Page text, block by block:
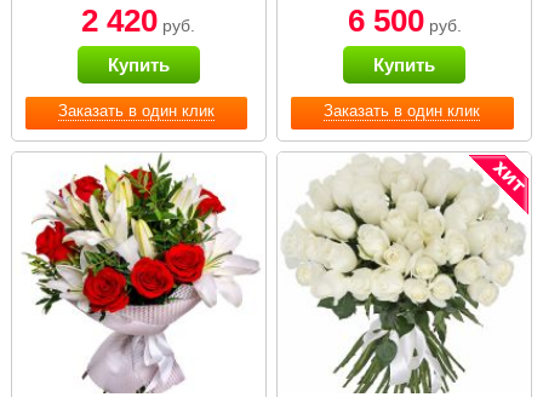
Заказать в один клик
2 420 руб.
Купить
Заказать в один клик
6 500руб.
Купить